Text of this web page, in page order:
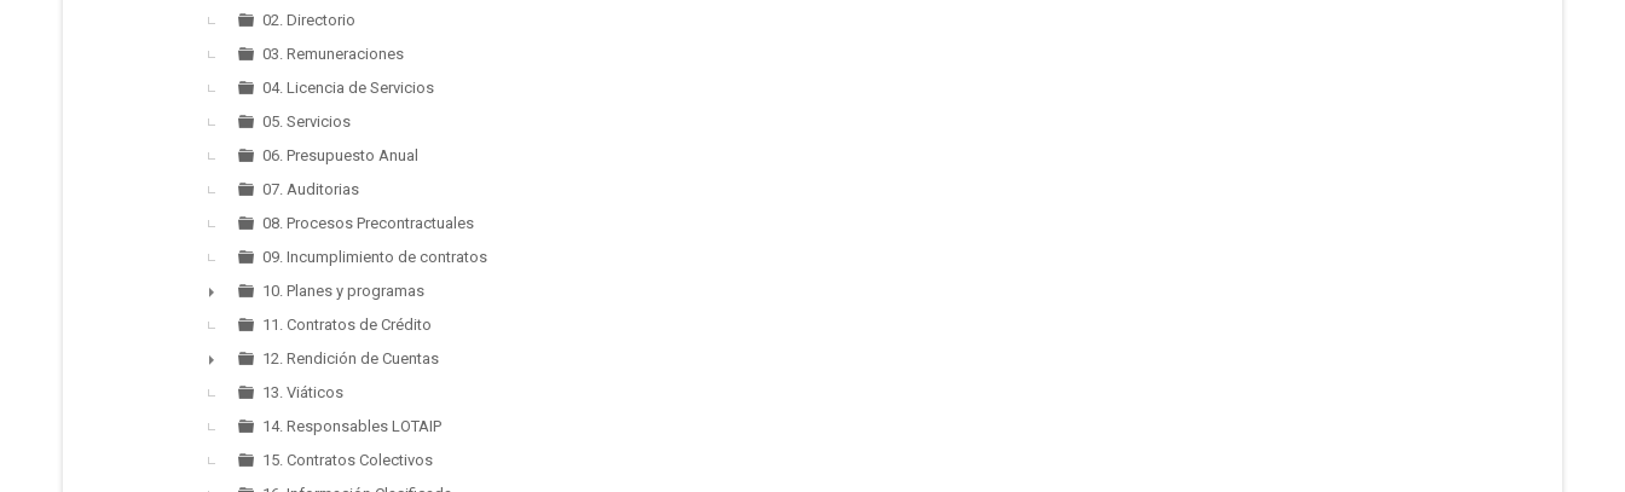
02. Directorio
03. Remuneraciones
04. Licencia de Servicios
05. Servicios
06. Presupuesto Anual
07. Auditorias
08. Procesos Precontractuales
09. Incumplimiento de contratos
►
10. Planes y programas
11. Contratos de Crédito
►
12. Rendición de Cuentas
13. Viáticos
14. Responsables LOTAIP
15. Contratos Colectivos